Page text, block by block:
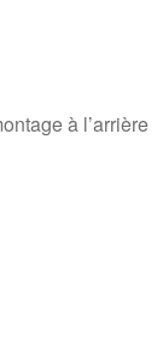
à l’arrière